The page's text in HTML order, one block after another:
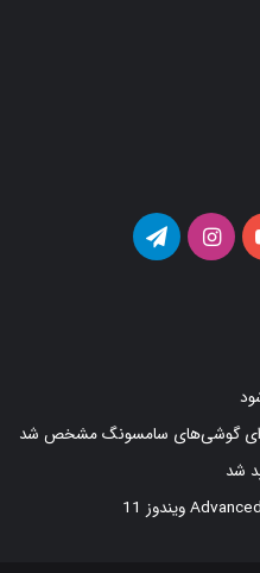
یوتیوب اینستاگرامتلگرام